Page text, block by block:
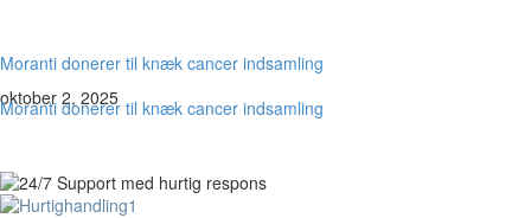
Moranti donerer til knæk cancer indsamling
oktober 2, 2025
Moranti donerer til knæk cancer indsamling